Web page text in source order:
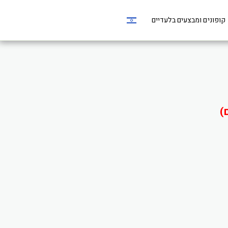
קופונים ומבצעים בלעדיים